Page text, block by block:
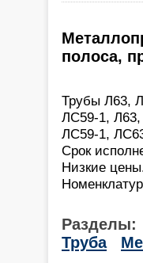
полоса,
Трубы Л63,
ЛС59-1,
ЛС59-1,
Срок
Низкие
Разделы:
Труба